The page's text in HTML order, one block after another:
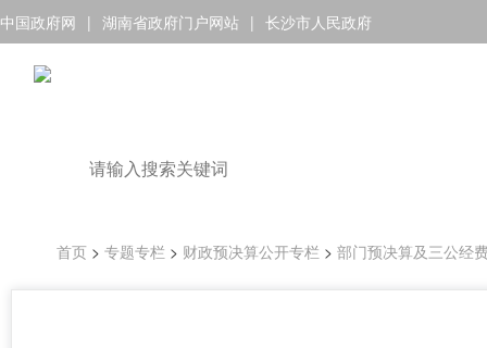
中国政府网 | 湖南省政府门户网站 | 长沙市人民政府
首页 > 专题专栏 > 财政预决算公开专栏 > 部门预决算及三公经